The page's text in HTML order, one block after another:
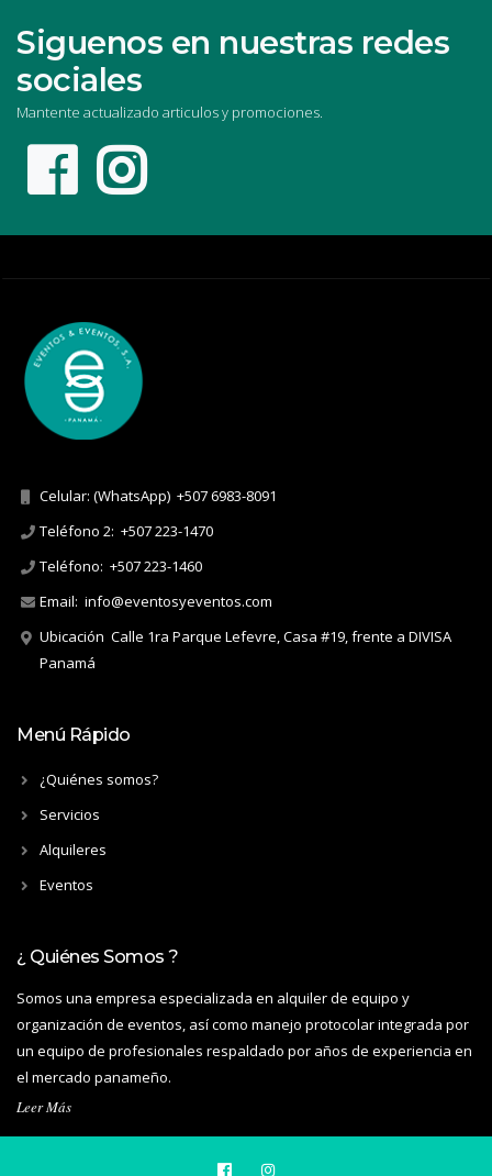
Siguenos en nuestras redes
sociales
Mantente actualizado articulos y promociones.
Celular: (WhatsApp) +507 6983-8091
Teléfono 2: +507 223-1470
Teléfono: +507 223-1460
Email: info@eventosyeventos.com
Ubicación Calle 1ra Parque Lefevre, Casa #19, frente a DIVISA
Panamá
Menú Rápido
¿Quiénes somos?
Servicios
Alquileres
Eventos
¿ Quiénes Somos ?
Somos una empresa especializada en alquiler de equipo y
organización de eventos, así como manejo protocolar integrada por
un equipo de profesionales respaldado por años de experiencia en
el mercado panameño.
Leer Más